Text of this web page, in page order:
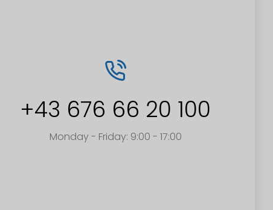
+43 676 66 20 100
Monday - Friday: 9:00 - 17:00